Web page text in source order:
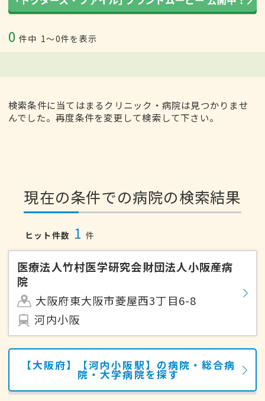
0 件中 1〜0件を表示
検索条件に当てはまるクリニック・病院は見つかりませ
んでした。再度条件を変更して検索して下さい。
現在の条件での病院の検索結果
ヒット件数 1 件
医療法人竹村医学研究会財団法人小阪産病
院
大阪府東大阪市菱屋西3丁目6-8
河内小阪
【大阪府】【河内小阪駅】の病院・総合病
院・大学病院を探す